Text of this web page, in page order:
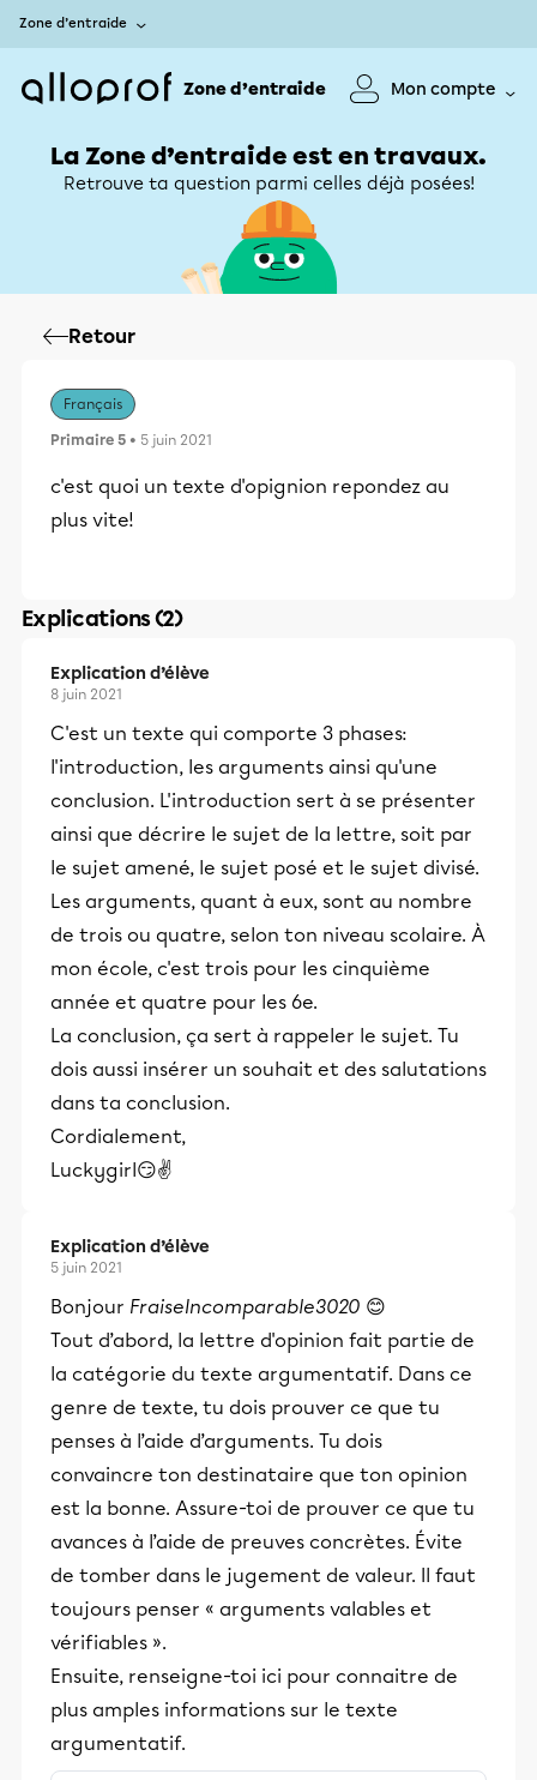
Zone d’entraide
Zone d’entraide Mon compte
La Zone d’entraide est en travaux.
Retrouve ta question parmi celles déjà posées!
Retour
Français
Primaire 5 • 5 juin 2021
c'est quoi un texte d'opignion repondez au
plus vite!
Explications (2)
Explication d’élève
8 juin 2021
C'est un texte qui comporte 3 phases:
l'introduction, les arguments ainsi qu'une
conclusion. L'introduction sert à se présenter
ainsi que décrire le sujet de la lettre, soit par
le sujet amené, le sujet posé et le sujet divisé.
Les arguments, quant à eux, sont au nombre
de trois ou quatre, selon ton niveau scolaire. À
mon école, c'est trois pour les cinquième
année et quatre pour les 6e.
La conclusion, ça sert à rappeler le sujet. Tu
dois aussi insérer un souhait et des salutations
dans ta conclusion.
Cordialement,
Luckygirl😏✌️
Explication d’élève
5 juin 2021
Bonjour FraiseIncomparable3020 😊
Tout d’abord, la lettre d'opinion fait partie de
la catégorie du texte argumentatif. Dans ce
genre de texte, tu dois prouver ce que tu
penses à l’aide d’arguments. Tu dois
convaincre ton destinataire que ton opinion
est la bonne. Assure-toi de prouver ce que tu
avances à l’aide de preuves concrètes. Évite
de tomber dans le jugement de valeur. Il faut
toujours penser « arguments valables et
vérifiables ».
Ensuite, renseigne-toi ici pour connaitre de
plus amples informations sur le texte
argumentatif.